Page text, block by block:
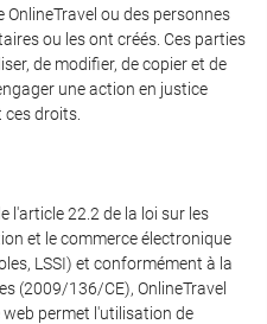
ou des personnes
ou les ont créés. Ces parties
de modifier, de copier et de
une action en justice
droits.
l'article 22.2 de la loi sur les
et le commerce électronique
LSSI) et conformément à la
(2009/136/CE), OnlineTravel
permet l'utilisation de